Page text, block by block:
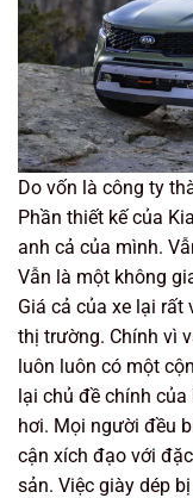
Do vốn là công ty
Phần thiết kế của
anh cả của mình.
Vẫn là một không
Giá cả của xe lại
thị trường. Chính vì
luôn luôn có một
lại chủ đề chính
hơi. Mọi người đều
cận xích đạo với
sản. Việc giày dép